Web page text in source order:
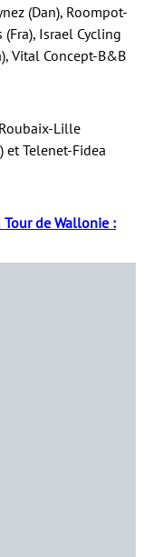
(Dan), Roompot-
Israel Cycling
Vital Concept-B&B
Lille
et Telenet-Fidea
de Wallonie :